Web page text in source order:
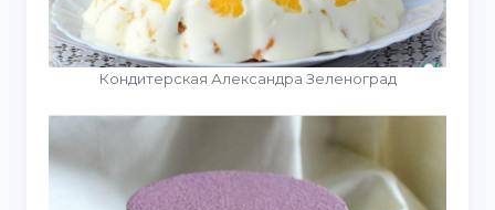
Кондитерская Александра Зеленоград